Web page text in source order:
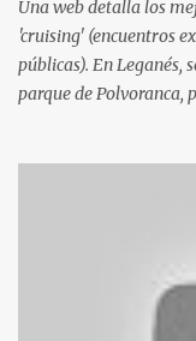
Una web detalla los
'cruising' (encuentros
públicas). En Leganés,
parque de Polvoranca,
estadio municipal de
Nueva. Otro lugar: